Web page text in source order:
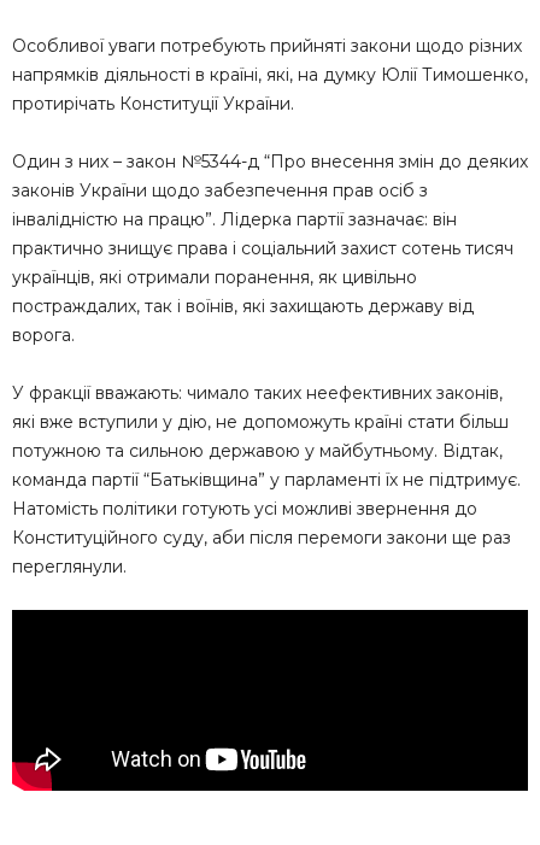
Особливої уваги потребують прийняті закони щодо різних
напрямків діяльності в країні, які, на думку Юлії Тимошенко,
протирічать Конституції України.
Один з них – закон №5344-д “Про внесення змін до деяких
законів України щодо забезпечення прав осіб з
інвалідністю на працю”. Лідерка партії зазначає: він
практично знищує права і соціальний захист сотень тисяч
українців, які отримали поранення, як цивільно
постраждалих, так і воїнів, які захищають державу від
ворога.
У фракції вважають: чимало таких неефективних законів,
які вже вступили у дію, не допоможуть країні стати більш
потужною та сильною державою у майбутньому. Відтак,
команда партії “Батьківщина” у парламенті їх не підтримує.
Натомість політики готують усі можливі звернення до
Конституційного суду, аби після перемоги закони ще раз
переглянули.